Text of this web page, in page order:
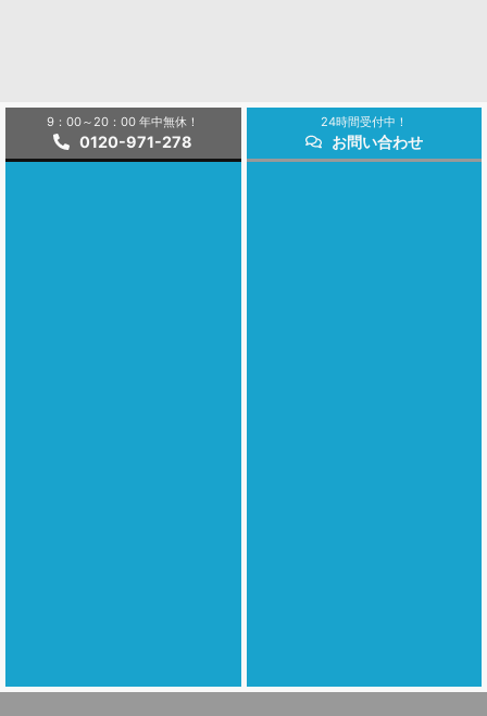
9：00～20：00 年中無休！
0120-971-278
24時間受付中！
お問い合わせ